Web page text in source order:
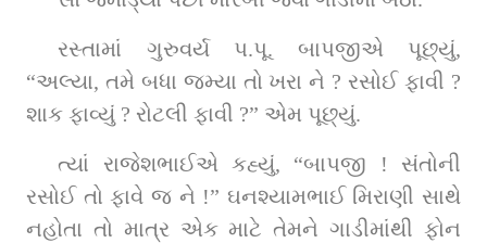
રસ્તામાં ગુરુવર્ય પ.પૂ. બાપજીએ પૂછ્યું,
“અલ્યા, તમે બધા જમ્યા તો ખરા ને ? રસોઈ ફાવી ?
શાક ફાવ્યું ? રોટલી ફાવી ?” એમ પૂછ્યું.
ત્યાં રાજેશભાઈએ કહ્યું, “બાપજી ! સંતોની
રસોઈ તો ફાવે જ ને !” ઘનશ્યામભાઈ મિરાણી સાથે
નહોતા તો માત્ર એક માટે તેમને ગાડીમાંથી ફોન